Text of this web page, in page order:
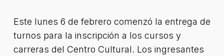
Este lunes 6 de febrero comenzó la entrega de
turnos para la inscripción a los cursos y
carreras del Centro Cultural. Los ingresantes